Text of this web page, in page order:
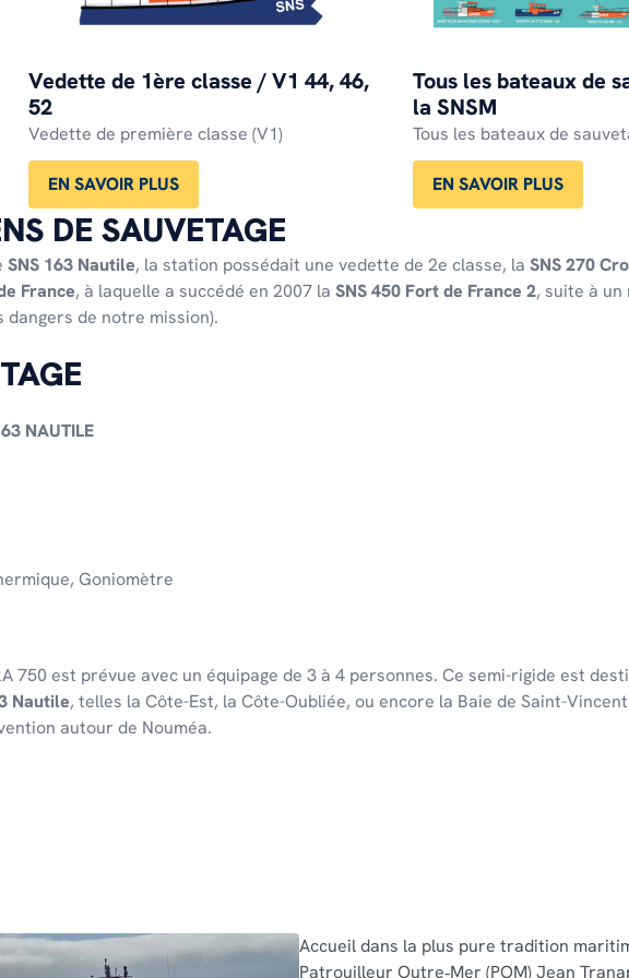
Vedette de 1ère classe / V1 44, 46,
52
Vedette de première classe (V1)
EN SAVOIR PLUS
Tous les bateaux de
la SNSM
Tous les bateaux de
EN SAVOIR PLUS
DE SAUVETAGE
SNS 163 Nautile, la station possédait une vedette de 2e classe, la SNS 270
France, à laquelle a succédé en 2007 la SNS 450 Fort de France 2, suite à un
de notre mission).
NAUTILE
Goniomètre
750 est prévue avec un équipage de 3 à 4 personnes. Ce semi-rigide est
Nautile, telles la Côte-Est, la Côte-Oubliée, ou encore la Baie de Saint-
autour de Nouméa.
Accueil dans la plus pure tradition
Patrouilleur Outre‑Mer (POM) Jean